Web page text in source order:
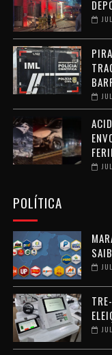
POLÍTICA